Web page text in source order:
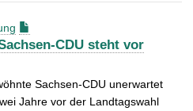
CDU steht vor
Sachsen-CDU unerwartet
Jahre vor der Landtagswahl